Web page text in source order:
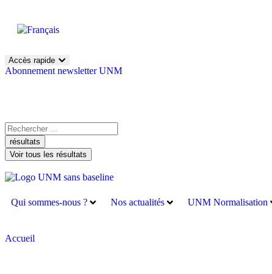
Accès rapide
Abonnement newsletter UNM
résultats
Voir tous les résultats
Qui sommes-nous ? Nos actualités UNM Normalisation
Accueil